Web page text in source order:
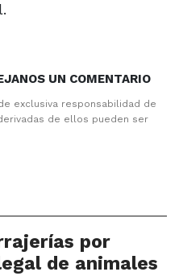
UN COMENTARIO
exclusiva responsabilidad de
de ellos pueden ser
por
de animales